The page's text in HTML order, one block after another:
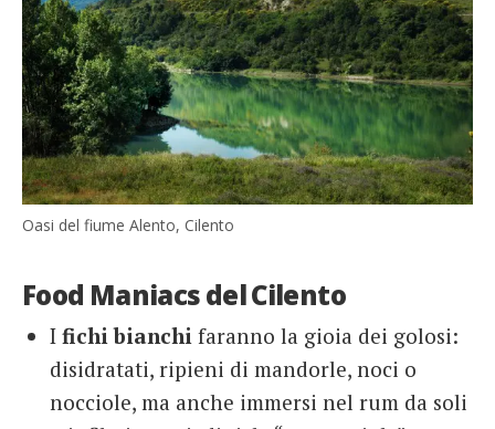
Oasi del fiume Alento, Cilento
Food Maniacs del Cilento
I fichi bianchi faranno la gioia dei golosi:
disidratati, ripieni di mandorle, noci o
nocciole, ma anche immersi nel rum da soli